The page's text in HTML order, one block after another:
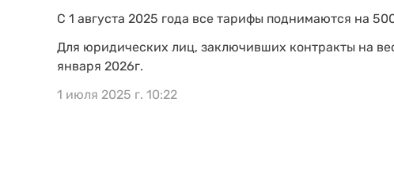
С 1 августа 2025 года все тарифы поднимаются на
Для юридических лиц, заключивших контракты на
января 2026г.
1 июля 2025 г. 10:22